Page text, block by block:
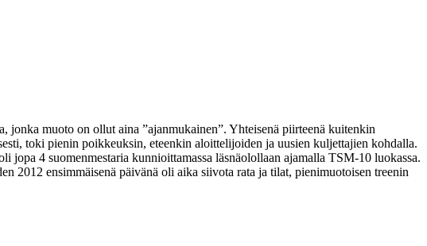
muoto on ollut aina ”ajanmukainen”. Yhteisenä piirteenä kuitenkin
toki pienin poikkeuksin, eteenkin aloittelijoiden ja uusien kuljettajien kohdalla.
4 suomenmestaria kunnioittamassa läsnäolollaan ajamalla TSM-10 luokassa.
2012 ensimmäisenä päivänä oli aika siivota rata ja tilat, pienimuotoisen treenin